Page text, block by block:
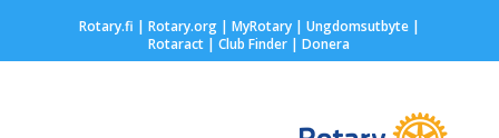
Rotary.fi | Rotary.org| MyRotary | Ungdomsutbyte|
Rotaract | Club Finder | Donera